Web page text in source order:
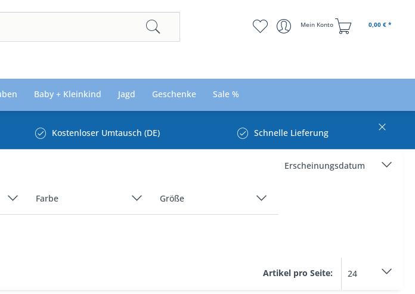
Mein Konto 0,00 € *
Baby + Kleinkind Jagd Geschenke Sale %
Kostenloser Umtausch (DE) Schnelle Lieferung
Farbe Größe
Artikel pro Seite: